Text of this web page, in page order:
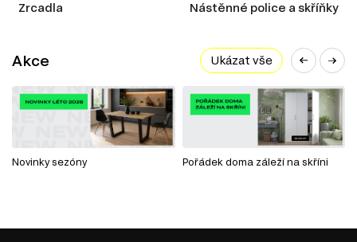
Zrcadla Nástěnné police a skříňky
Akce Ukázat vše
Novinky sezóny Pořádek doma záleží na skříni